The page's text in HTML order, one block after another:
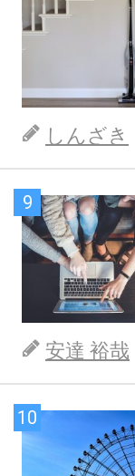
しんざき
9
安達 裕哉
10